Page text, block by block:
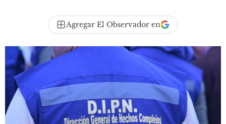
Agregar El Observador en